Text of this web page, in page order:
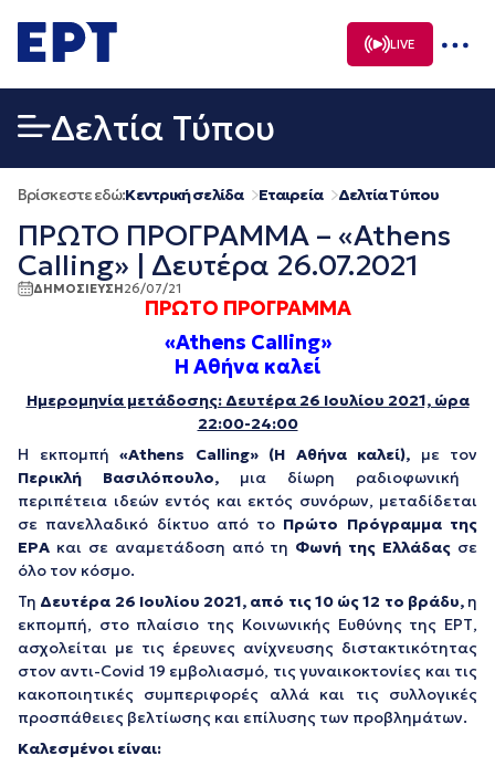
σε
περιεχόμενο
LIVE
Δελτία Τύπου
Βρίσκεστε εδώ:Κεντρική σελίδα Εταιρεία Δελτία Τύπου
ΠΡΩΤΟ ΠΡΟΓΡΑΜΜΑ – «Athens
Calling» | Δευτέρα 26.07.2021
ΔΗΜΟΣΙΕΥΣΗ26/07/21
ΠΡΩΤΟ ΠΡΟΓΡΑΜΜΑ
«Athens Calling»
Η Αθήνα καλεί
Ημερομηνία μετάδοσης: Δευτέρα 26 Ιουλίου 2021, ώρα
22:00-24:00
Η εκπομπή «Athens Calling» (Η Αθήνα καλεί), με τον
Περικλή Βασιλόπουλο, μια δίωρη ραδιοφωνική
περιπέτεια ιδεών εντός και εκτός συνόρων, μεταδίδεται
σε πανελλαδικό δίκτυο από το Πρώτο Πρόγραμμα της
ΕΡΑ και σε αναμετάδοση από τη Φωνή της Ελλάδας σε
όλο τον κόσμο.
Τη Δευτέρα 26 Ιουλίου 2021, από τις10 ώς 12 το βράδυ,η
εκπομπή, στο πλαίσιο της Κοινωνικής Ευθύνης της ΕΡΤ,
ασχολείται με τις έρευνες ανίχνευσης διστακτικότητας
στον αντι-Covid 19 εμβολιασμό, τις γυναικοκτονίες και τις
κακοποιητικές συμπεριφορές αλλά και τις συλλογικές
προσπάθειες βελτίωσης και επίλυσης των προβλημάτων.
Καλεσμένοι είναι: